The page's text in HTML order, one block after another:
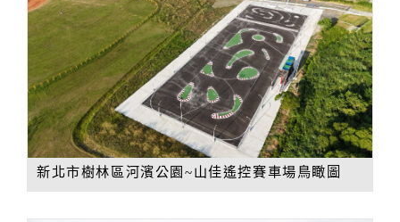
新北市樹林區河濱公園~山佳遙控賽車場鳥瞰圖